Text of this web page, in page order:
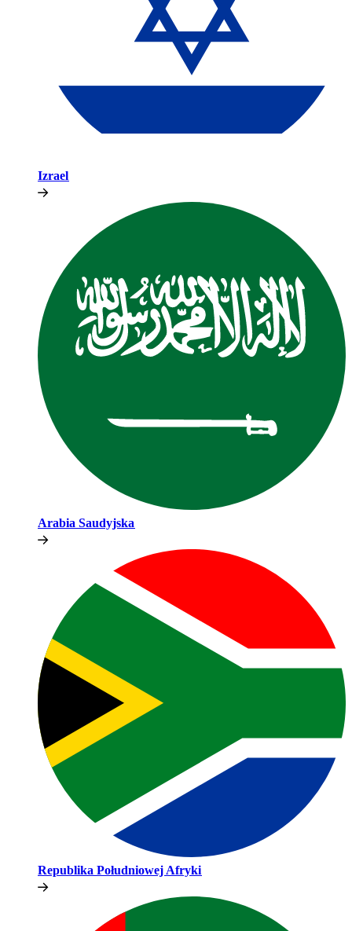
Izrael​​
Arabia Saudyjska​​
Republika Południowej Afryki​​